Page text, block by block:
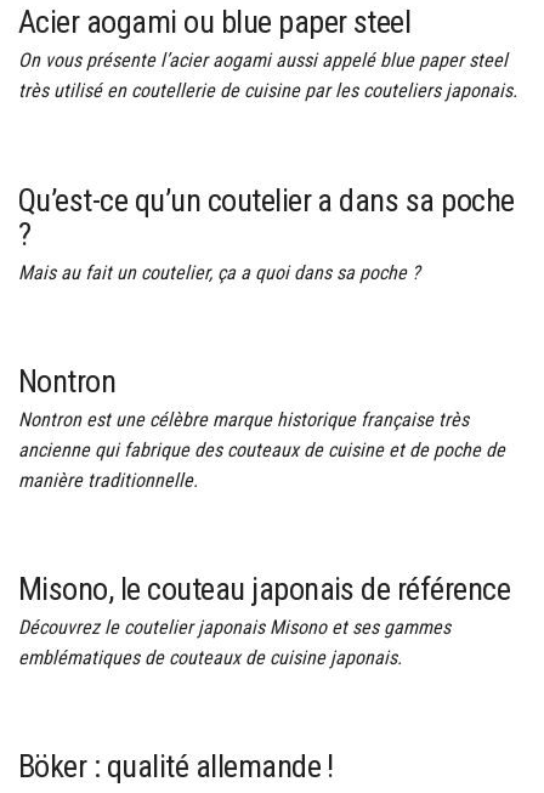
Acier aogami ou blue paper steel
On vous présente l’acier aogami aussi appelé blue paper steel
très utilisé en coutellerie de cuisine par les couteliers japonais.
Qu’est-ce qu’un coutelier a dans sa poche
?
Mais au fait un coutelier, ça a quoi dans sa poche ?
Nontron
Nontron est une célèbre marque historique française très
ancienne qui fabrique des couteaux de cuisine et de poche de
manière traditionnelle.
Misono, le couteau japonais de référence
Découvrez le coutelier japonais Misono et ses gammes
emblématiques de couteaux de cuisine japonais.
Böker : qualité allemande !